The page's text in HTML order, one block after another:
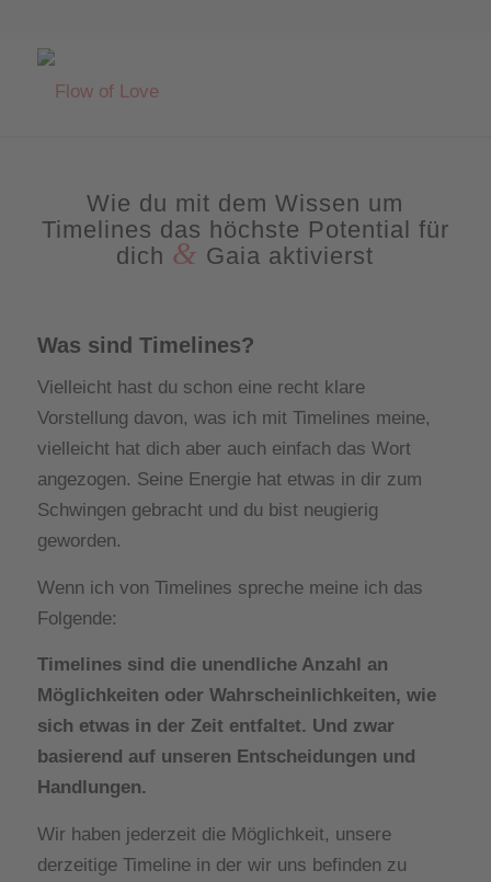
Wie du mit dem Wissen um
Timelines das höchste Potential für
dich & Gaia aktivierst
Was sind Timelines?
Vielleicht hast du schon eine recht klare
Vorstellung davon, was ich mit Timelines meine,
vielleicht hat dich aber auch einfach das Wort
angezogen. Seine Energie hat etwas in dir zum
Schwingen gebracht und du bist neugierig
geworden.
Wenn ich von Timelines spreche meine ich das
Folgende:
Timelines sind die unendliche Anzahl an
Möglichkeiten oder Wahrscheinlichkeiten, wie
sich etwas in der Zeit entfaltet. Und zwar
basierend auf unseren Entscheidungen und
Handlungen.
Wir haben jederzeit die Möglichkeit, unsere
derzeitige Timeline in der wir uns befinden zu